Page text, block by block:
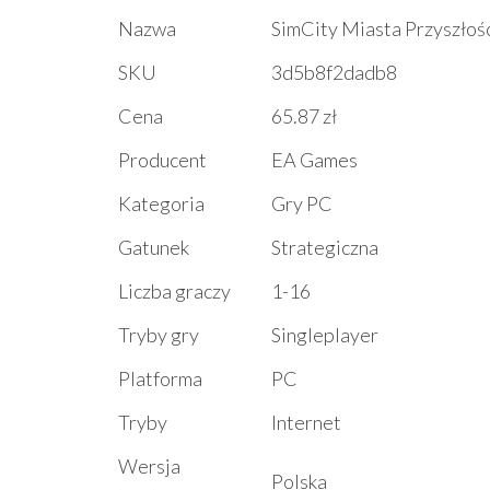
Nazwa
SimCity Miasta
SKU
3d5b8f2dadb8
Cena
65.87 zł
Producent
EA Games
Kategoria
Gry PC
Gatunek
Strategiczna
Liczba graczy
1-16
Tryby gry
Singleplayer
Platforma
PC
Tryby
Internet
Wersja
Polska